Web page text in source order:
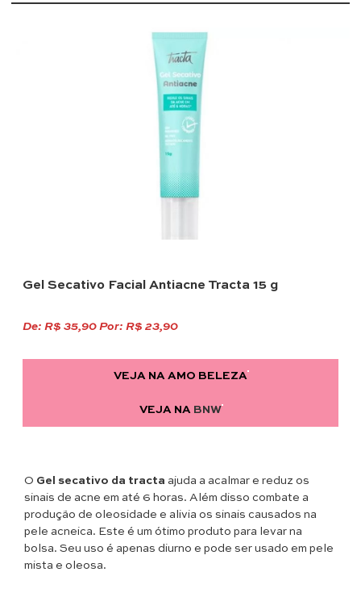
Gel Secativo Facial Antiacne Tracta 15 g
De: R$ 35,90 Por: R$ 23,90
VEJA NA AMO BELEZA
VEJA NA BNW
O Gel secativo da tracta ajuda a acalmar e reduz os
sinais de acne em até 6 horas. Além disso combate a
produção de oleosidade e alivia os sinais causados na
pele acneica. Este é um ótimo produto para levar na
bolsa. Seu uso é apenas diurno e pode ser usado em pele
mista e oleosa.